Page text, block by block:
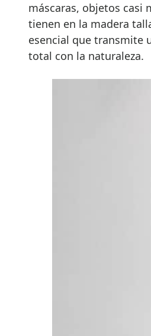
máscaras, objetos casi
tienen en la madera
esencial que transmite
total con la naturaleza.